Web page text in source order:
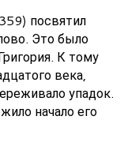
посвятил
Это было
К тому
века,
упадок.
начало его